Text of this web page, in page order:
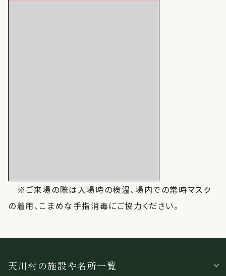
※ご来場の際は入場時の検温、場内での常時マスク
の着用、こまめな手指消毒にご協力ください。
天川村の施設や名所一覧